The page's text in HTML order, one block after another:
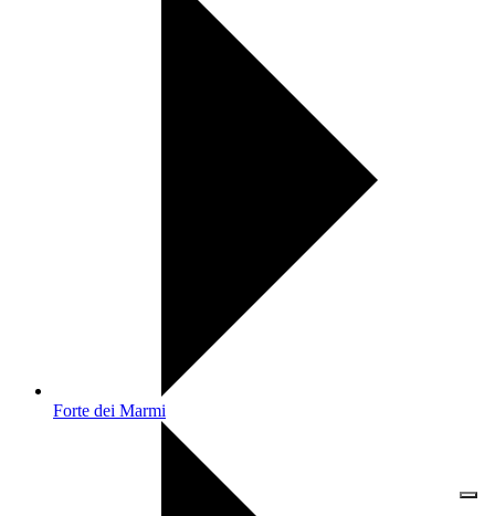
Forte dei Marmi